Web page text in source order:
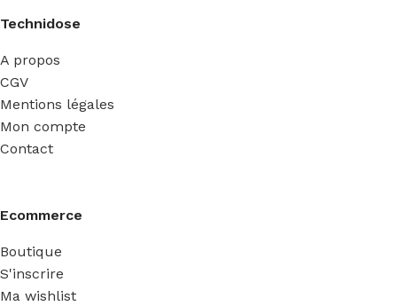
Technidose
A propos
CGV
Mentions légales
Mon compte
Contact
Ecommerce
Boutique
S'inscrire
Ma wishlist